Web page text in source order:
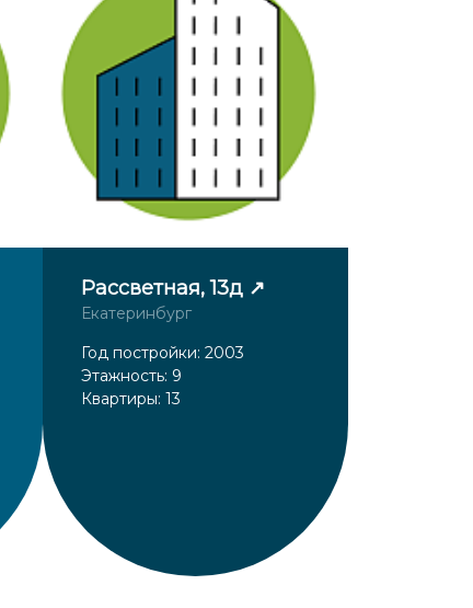
Рассветная, 13д
Екатеринбург
Год постройки: 2003
Этажность: 9
Квартиры: 13